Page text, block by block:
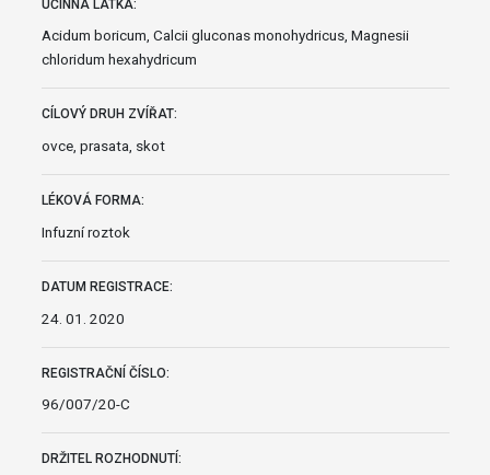
ÚČINNÁ LÁTKA:
Acidum boricum, Calcii gluconas monohydricus, Magnesii
chloridum hexahydricum
CÍLOVÝ DRUH ZVÍŘAT:
ovce, prasata, skot
LÉKOVÁ FORMA:
Infuzní roztok
DATUM REGISTRACE:
24. 01. 2020
REGISTRAČNÍ ČÍSLO:
96/007/20-C
DRŽITEL ROZHODNUTÍ: